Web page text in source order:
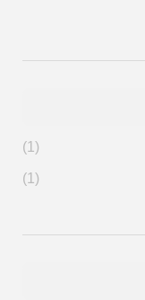
(1)
(1)